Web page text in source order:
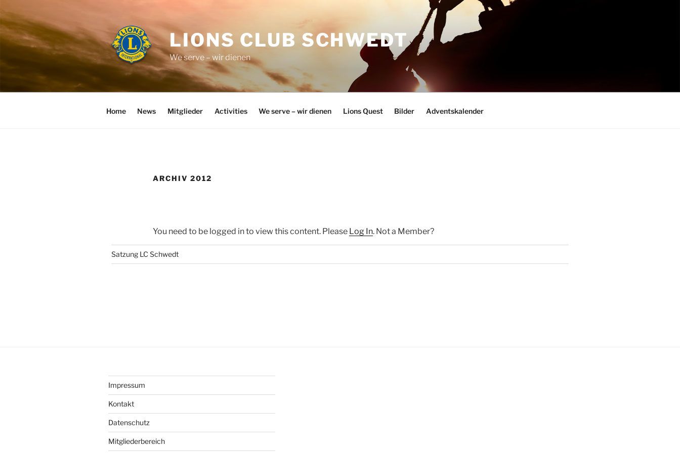
Inhalt
springen
LIONS CLUB SCHWEDT
We serve – wir dienen
Home News Mitglieder Activities We serve – wir dienen Lions Quest Bilder Adventskalender
ARCHIV 2012
You need to be logged in to view this content. Please Log In. Not a Member?
Satzung LC Schwedt
Impressum
Kontakt
Datenschutz
Mitgliederbereich